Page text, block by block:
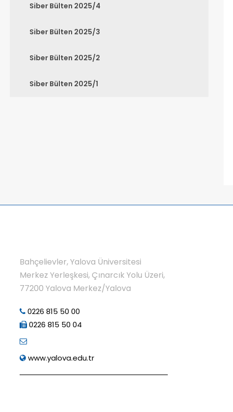
Siber Bülten 2025/4
Siber Bülten 2025/3
Siber Bülten 2025/2
Siber Bülten 2025/1
Bahçelievler, Yalova Üniversitesi
Merkez Yerleşkesi, Çınarcık Yolu Üzeri,
77200 Yalova Merkez/Yalova
0226 815 50 00
0226 815 50 04
www.yalova.edu.tr